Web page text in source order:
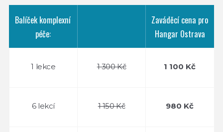
Balíček komplexní
péče:
Zaváděcí cena pro
Hangar Ostrava
1 lekce 1 300 Kč 1 100 Kč
6 lekcí 1 150 Kč 980 Kč